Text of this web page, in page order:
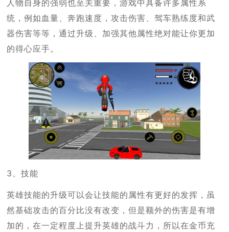
人物自身的强弱也至关重要，游戏中具备许多属性系
统，例如血量、奔跑速度，攻击伤害、驾车熟练度和武
器伤害等等，通过升级、加强其他属性绝对能让你更加
的得心应手。
3、技能
英雄技能的升级可以会让技能的属性有更好的发挥，虽
然基础攻击的百分比没有改变，但是额外的伤害是有增
加的，在一定程度上提升英雄的战斗力，所以在金币充